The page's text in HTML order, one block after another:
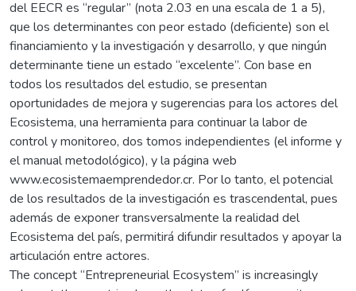
del EECR es “regular” (nota 2.03 en una escala de 1 a 5),
que los determinantes con peor estado (deficiente) son el
financiamiento y la investigación y desarrollo, y que ningún
determinante tiene un estado “excelente”. Con base en
todos los resultados del estudio, se presentan
oportunidades de mejora y sugerencias para los actores del
Ecosistema, una herramienta para continuar la labor de
control y monitoreo, dos tomos independientes (el informe y
el manual metodológico), y la página web
www.ecosistemaemprendedor.cr. Por lo tanto, el potencial
de los resultados de la investigación es trascendental, pues
además de exponer transversalmente la realidad del
Ecosistema del país, permitirá difundir resultados y apoyar la
articulación entre actores.
The concept “Entrepreneurial Ecosystem” is increasingly